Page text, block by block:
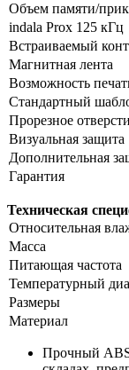
Объем памяти/
indala Prox 125 кГц
Встраиваемый
Магнитная лента
Возможность
Стандартный
Прорезное
Визуальная защита
Дополнительная
Гарантия
Техническая
Относительная
Масса
Питающая частота
Температурный
Размеры
Материал
Прочный ABS